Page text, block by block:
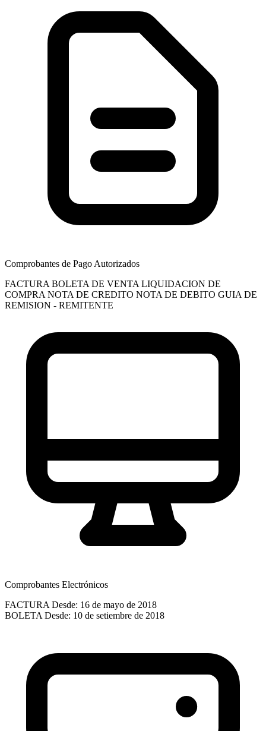
Comprobantes de Pago Autorizados
FACTURA BOLETA DE VENTA LIQUIDACION DE
COMPRA NOTA DE CREDITO NOTA DE DEBITO GUIA DE
REMISION - REMITENTE
Comprobantes Electrónicos
FACTURA Desde: 16 de mayo de 2018
BOLETA Desde: 10 de setiembre de 2018